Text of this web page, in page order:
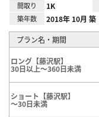
間取り 1K
築年数 2018年 10月 築
プラン名・期間
ロング【藤沢駅】
30日以上～360日未満
ショート【藤沢駅】
～30日未満